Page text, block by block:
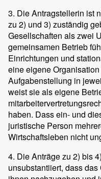
3. Die Antragstellerin ist
zu 2) und 3) zuständig
Gesellschaften als zwei
gemeinsamen Betrieb
Einrichtungen und
eine eigene
Aufgabenstellung in
weist sie als eigene
haben. Dass ein- und
juristische Person
Wirtschaftsleben nicht
4. Die Anträge zu 2) bis
unsubstantiiert, dass